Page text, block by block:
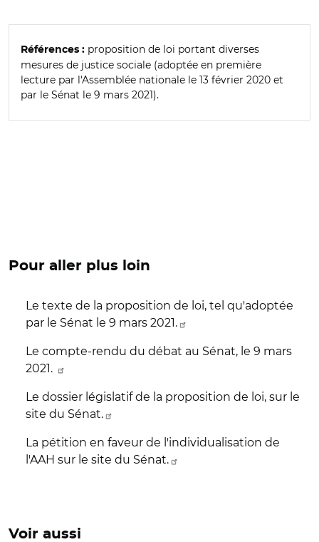
Références : proposition de loi portant diverses
mesures de justice sociale (adoptée en première
lecture par l'Assemblée nationale le 13 février 2020 et
par le Sénat le 9 mars 2021).
Pour aller plus loin
Le texte de la proposition de loi, tel qu'adoptée
par le Sénat le 9 mars 2021.
Le compte-rendu du débat au Sénat, le 9 mars
2021.
Le dossier législatif de la proposition de loi, sur le
site du Sénat.
La pétition en faveur de l'individualisation de
l'AAH sur le site du Sénat.
Voir aussi